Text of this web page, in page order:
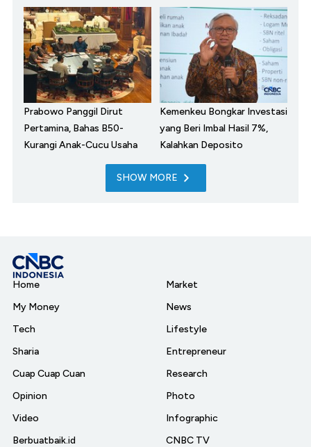
Prabowo Panggil Dirut
Pertamina, Bahas B50-
Kurangi Anak-Cucu Usaha
Kemenkeu Bongkar Investasi
yang Beri Imbal Hasil 7%,
Kalahkan Deposito
SHOW MORE
Home
My Money
Tech
Sharia
Cuap Cuap Cuan
Opinion
Video
Berbuatbaik.id
Market
News
Lifestyle
Entrepreneur
Research
Photo
Infographic
CNBC TV